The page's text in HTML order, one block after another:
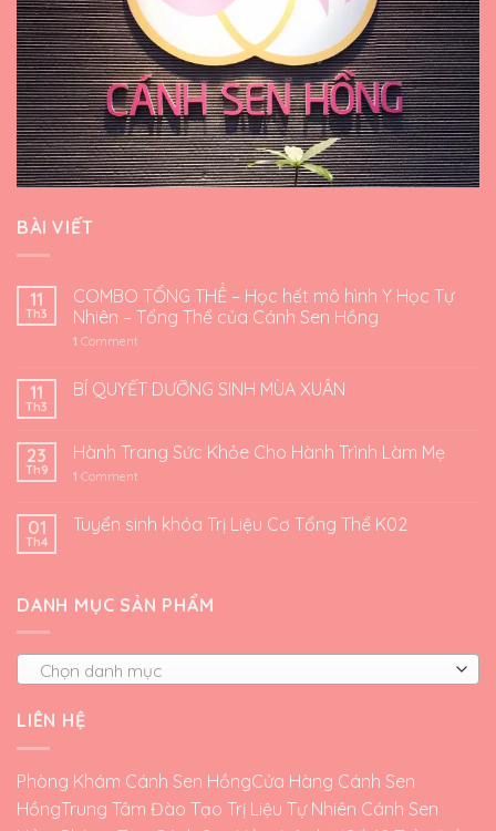
BÀI VIẾT
11
Th3
COMBO TỔNG THỂ – Học hết mô hình Y Học Tự
Nhiên – Tổng Thể của Cánh Sen Hồng
1 Comment
11
Th3
BÍ QUYẾT DƯỠNG SINH MÙA XUÂN
23
Th9
Hành Trang Sức Khỏe Cho Hành Trình Làm Mẹ
1 Comment
01
Th4
Tuyển sinh khóa Trị Liệu Cơ Tổng Thể K02
DANH MỤC SẢN PHẨM
Chọn danh mục
LIÊN HỆ
Phòng Khám Cánh Sen HồngCửa Hàng Cánh Sen
HồngTrung Tâm Đào Tạo Trị Liệu Tự Nhiên Cánh Sen